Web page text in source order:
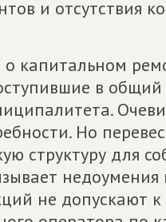
и отсутствия
капитальном
в общий
Но
структуру для
недоумения
не допускают